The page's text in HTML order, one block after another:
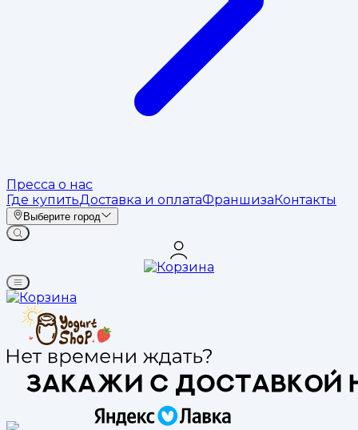
Пресса о нас
Где купитьДоставка и оплатаФраншизаКонтакты
Выберите город